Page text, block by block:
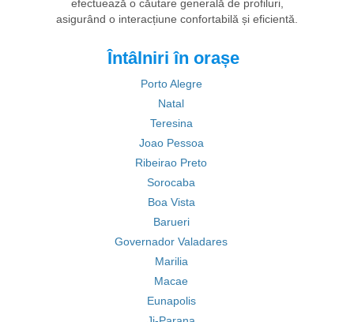
efectuează o căutare generală de profiluri,
asigurând o interacțiune confortabilă și eficientă.
Întâlniri în orașe
Porto Alegre
Natal
Teresina
Joao Pessoa
Ribeirao Preto
Sorocaba
Boa Vista
Barueri
Governador Valadares
Marilia
Macae
Eunapolis